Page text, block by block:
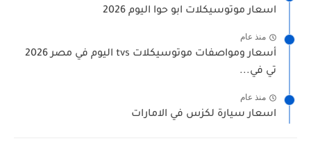
اسعار موتوسيكلات ابو حوا اليوم 2026
منذ عام
أسعار ومواصفات موتوسيكلات tvs اليوم في مصر 2026
تي في...
منذ عام
اسعار سيارة لكزس في الامارات